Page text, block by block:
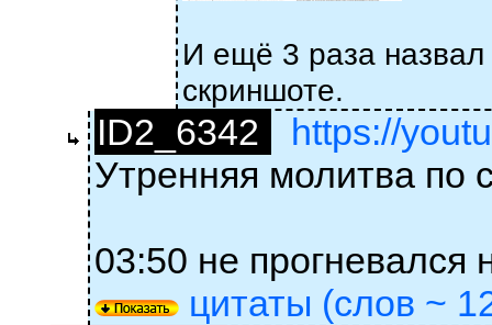
И ещё 3 раза
скриншоте.
ID2_6342
https://
Утренняя молитва по
03:50 не
цитаты (слов ~